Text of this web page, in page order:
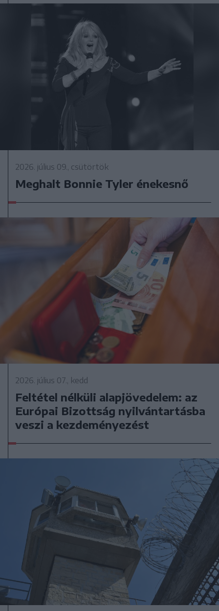
2026. július 09., csütörtök
Meghalt Bonnie Tyler énekesnő
2026. július 07., kedd
Feltétel nélküli alapjövedelem: az
Európai Bizottság nyilvántartásba
veszi a kezdeményezést